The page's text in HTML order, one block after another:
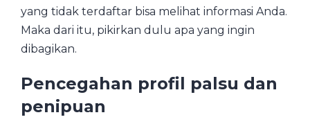
yang tidak terdaftar bisa melihat informasi Anda.
Maka dari itu, pikirkan dulu apa yang ingin
dibagikan.
Pencegahan profil palsu dan
penipuan